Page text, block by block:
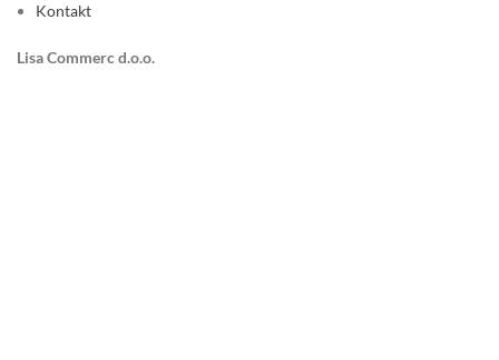
Kontakt
Lisa Commerc d.o.o.